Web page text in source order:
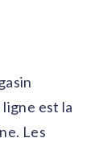
est la
Les